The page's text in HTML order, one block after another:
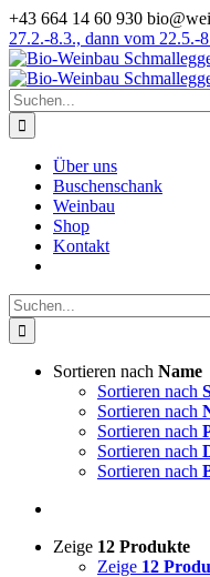
Zum
Inhalt
springen
+43 664 14 60 930
27.2.-8.3., dann vom 22.5.-
Facebook
Instagram
Suche
nach:
Über uns
Buschenschank
Weinbau
Shop
Kontakt
Suche
nach:
Sortieren nach Name
Sortieren nach
Sortieren nach
Sortieren nach
Sortieren nach
Sortieren nach
Zeige 12 Produkte
Zeige 12